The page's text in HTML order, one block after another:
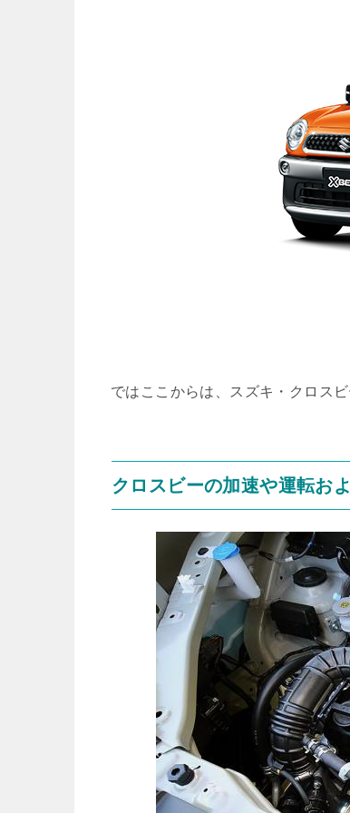
ではここからは、スズキ・クロス
クロスビーの加速や運転お